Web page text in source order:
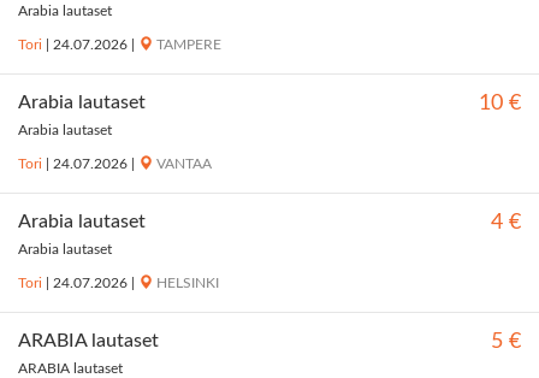
Arabia lautaset
Tori 24.07.2026 TAMPERE
Arabia lautaset 10 €
Arabia lautaset
Tori 24.07.2026 VANTAA
Arabia lautaset 4 €
Arabia lautaset
Tori 24.07.2026 HELSINKI
ARABIA lautaset 5 €
ARABIA lautaset